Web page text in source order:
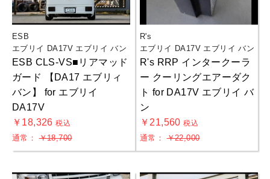
ESB
エブリイ DA17V エブリイ バン
ESB CLS-VS■リアマッド
ガード 【DA17 エブリィ
バン】 for エブリイ
DA17V
￥18,326税込
通常：￥18,700
R's
エブリイ DA17V エブリイ バン
R's RRP インタークーラ
ー クーリングエアーダク
ト for DA17V エブリイ バ
ン
￥21,560税込
通常：￥22,000